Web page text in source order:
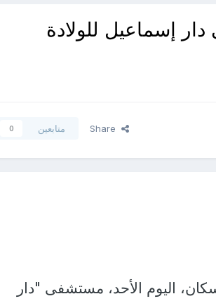
إسماعيل للولادة
Share متابعين 0
اليوم الأحد، مستشفى "دار